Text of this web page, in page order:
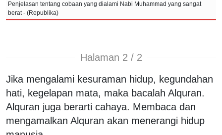
Penjelasan tentang cobaan yang dialami Nabi Muhammad yang sangat
berat - (Republika)
Halaman 2 / 2
Jika mengalami kesuraman hidup, kegundahan
hati, kegelapan mata, maka bacalah Alquran.
Alquran juga berarti cahaya. Membaca dan
mengamalkan Alquran akan menerangi hidup